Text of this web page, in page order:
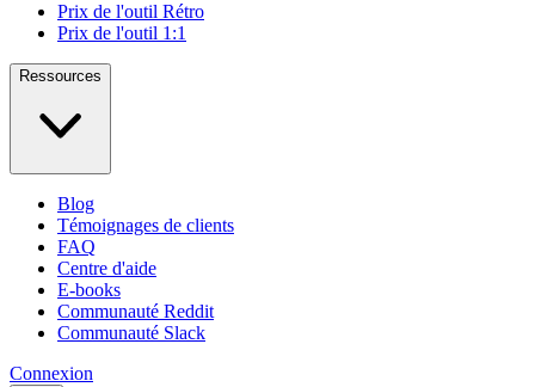
Prix de l'outil Rétro
Prix de l'outil 1:1
Ressources
Blog
Témoignages de clients
FAQ
Centre d'aide
E-books
Communauté Reddit
Communauté Slack
Connexion